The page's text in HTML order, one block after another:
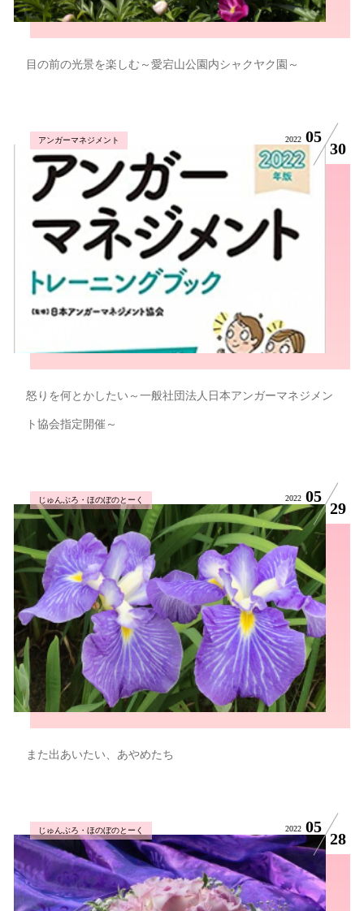
目の前の光景を楽しむ～愛宕山公園内シャクヤク園～
アンガーマネジメント 2022 05
30
怒りを何とかしたい～一般社団法人日本アンガーマネジメン
ト協会指定開催～
じゅんぶろ・ほのぼのとーく 2022 05
29
また出あいたい、あやめたち
じゅんぶろ・ほのぼのとーく 2022 05
28